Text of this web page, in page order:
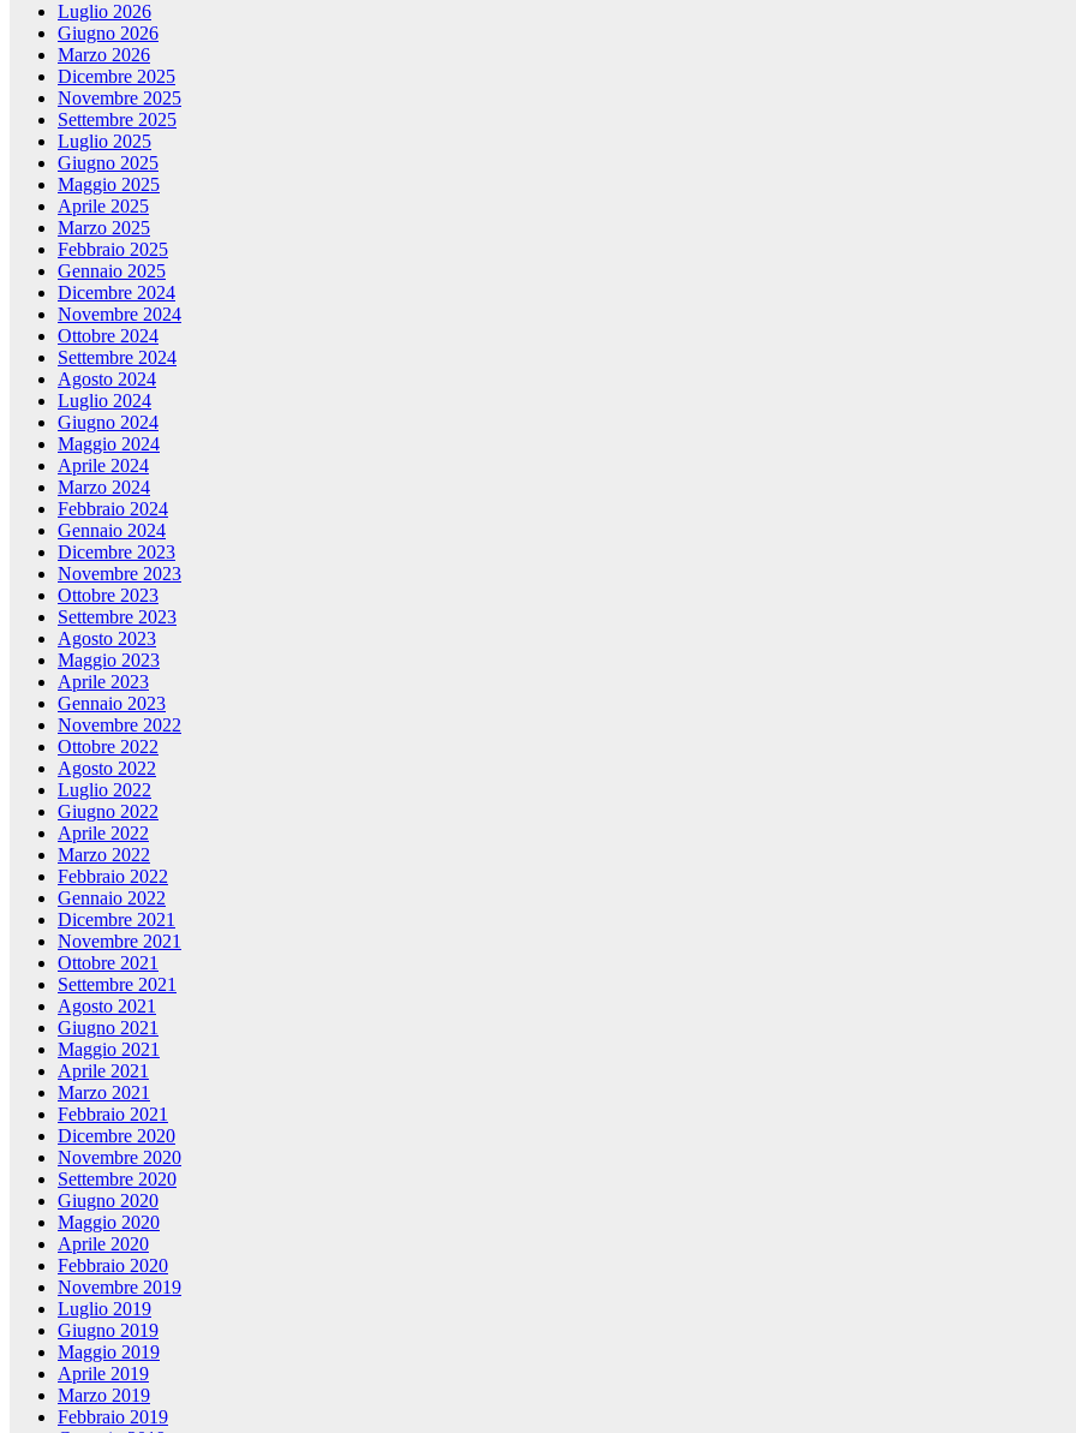
Luglio 2026
Giugno 2026
Marzo 2026
Dicembre 2025
Novembre 2025
Settembre 2025
Luglio 2025
Giugno 2025
Maggio 2025
Aprile 2025
Marzo 2025
Febbraio 2025
Gennaio 2025
Dicembre 2024
Novembre 2024
Ottobre 2024
Settembre 2024
Agosto 2024
Luglio 2024
Giugno 2024
Maggio 2024
Aprile 2024
Marzo 2024
Febbraio 2024
Gennaio 2024
Dicembre 2023
Novembre 2023
Ottobre 2023
Settembre 2023
Agosto 2023
Maggio 2023
Aprile 2023
Gennaio 2023
Novembre 2022
Ottobre 2022
Agosto 2022
Luglio 2022
Giugno 2022
Aprile 2022
Marzo 2022
Febbraio 2022
Gennaio 2022
Dicembre 2021
Novembre 2021
Ottobre 2021
Settembre 2021
Agosto 2021
Giugno 2021
Maggio 2021
Aprile 2021
Marzo 2021
Febbraio 2021
Dicembre 2020
Novembre 2020
Settembre 2020
Giugno 2020
Maggio 2020
Aprile 2020
Febbraio 2020
Novembre 2019
Luglio 2019
Giugno 2019
Maggio 2019
Aprile 2019
Marzo 2019
Febbraio 2019